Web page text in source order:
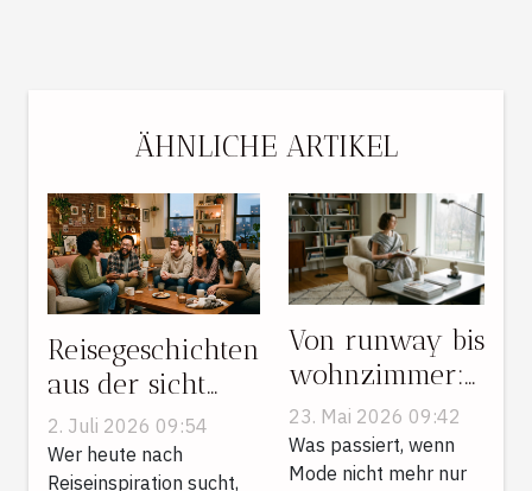
ÄHNLICHE ARTIKEL
Reisegeschichten
aus der sicht
von mietern:
warum manche
2. Juli 2026 09:54
Wer heute nach
Reiseinspiration sucht,
Von runway bis
wohnzimmer:
wenn design
grenzen
sprengt
23. Mai 2026 09:42
Was passiert, wenn
Mode nicht mehr nur